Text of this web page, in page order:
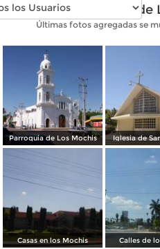
Fotos modernas de
Últimas fotos agregadas se
Parroquia de Los Mochis Iglesia de
Casas en los Mochis Calles de